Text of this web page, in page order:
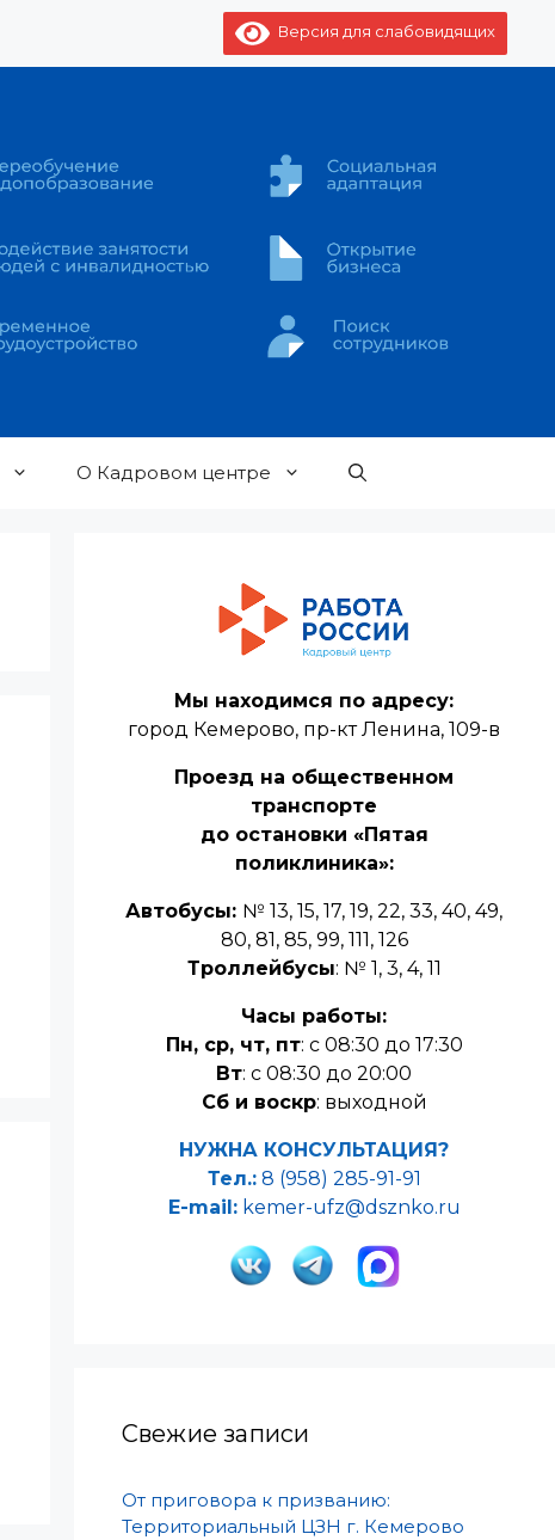
Версия для слабовидящих
О Кадровом центре
Мы находимся по адресу:
город Кемерово, пр-кт Ленина, 109-в
Проезд на общественном
транспорте
до остановки «Пятая
поликлиника»:
Автобусы: № 13, 15, 17, 19, 22, 33, 40, 49,
80, 81, 85, 99, 111, 126
Троллейбусы: № 1, 3, 4, 11
Часы работы:
Пн, ср, чт, пт: с 08:30 до 17:30
Вт: с 08:30 до 20:00
Сб и воскр: выходной
НУЖНА КОНСУЛЬТАЦИЯ?
Тел.: 8 (958) 285-91-91
E-mail: kemer-ufz@dsznko.ru
Свежие записи
От приговора к призванию:
Территориальный ЦЗН г. Кемерово